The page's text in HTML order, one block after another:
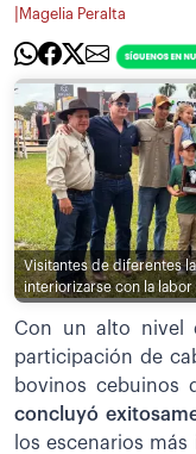
Magelia Peralta
Visitantes de diferentes
interiorizarse con la
Con un alto nivel
participación de
bovinos cebuinos
concluyó
los escenarios